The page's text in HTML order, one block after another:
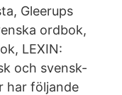
Gleerups
ordbok,
LEXIN:
och svensk-
har följande